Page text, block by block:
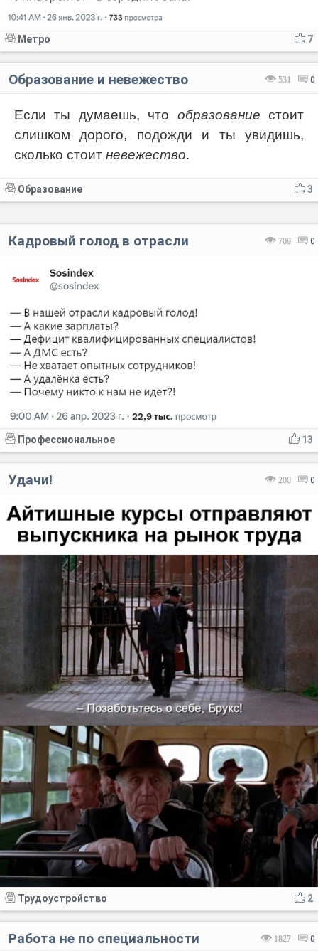
7
Метро
531 0
Образование и невежество
Если ты думаешь, что образование стоит
слишком дорого, подожди и ты увидишь,
сколько стоит невежество.
3
Образование
709 0
Кадровый голод в отрасли
13
Профессиональное
200 0
Удачи!
2
Трудоустройство
1827 0
Работа не по специальности